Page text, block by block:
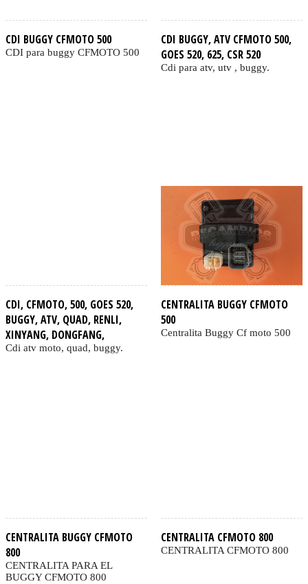
CDI BUGGY CFMOTO 500
CDI para buggy CFMOTO 500
CDI BUGGY, ATV CFMOTO 500,
GOES 520, 625, CSR 520
Cdi para atv, utv , buggy.
CDI, CFMOTO, 500, GOES 520,
BUGGY, ATV, QUAD, RENLI,
XINYANG, DONGFANG,
Cdi atv moto, quad, buggy.
CENTRALITA BUGGY CFMOTO
500
Centralita Buggy Cf moto 500
CENTRALITA BUGGY CFMOTO
800
CENTRALITA PARA EL
BUGGY CFMOTO 800
CENTRALITA CFMOTO 800
CENTRALITA CFMOTO 800